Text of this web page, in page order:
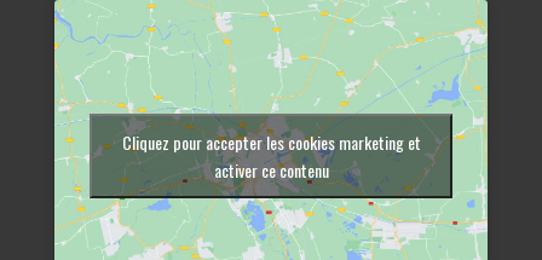
Cliquez pour accepter les cookies marketing et
activer ce contenu